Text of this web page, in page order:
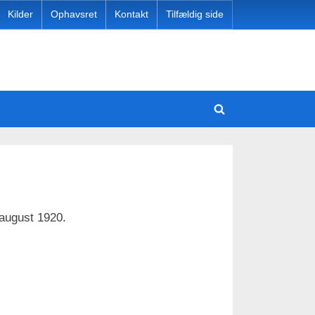
Kilder Ophavsret Kontakt Tilfældig side
Toggle
menu
Toggle
Toggle
1920.